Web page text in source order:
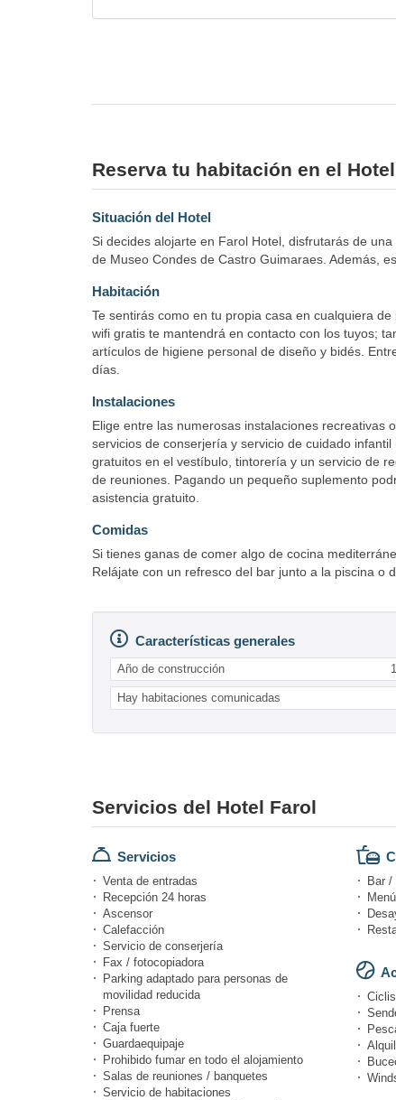
Reserva tu habitación en el
Situación del Hotel
Si decides alojarte en Farol Hotel, disfrutarás de
de Museo Condes de Castro Guimaraes. Además,
Habitación
Te sentirás como en tu propia casa en cualquiera
wifi gratis te mantendrá en contacto con los tuyos;
artículos de higiene personal de diseño y bidés.
días.
Instalaciones
Elige entre las numerosas instalaciones recreativas
servicios de conserjería y servicio de cuidado
gratuitos en el vestíbulo, tintorería y un servicio de
de reuniones. Pagando un pequeño suplemento
asistencia gratuito.
Comidas
Si tienes ganas de comer algo de cocina
Relájate con un refresco del bar junto a la piscina o
Características generales
Año de construcción
Hay habitaciones comunicadas
Servicios del Hotel Farol
Servicios
Venta de entradas
Recepción 24 horas
Ascensor
Calefacción
Servicio de conserjería
Fax / fotocopiadora
Parking adaptado para personas de
movilidad reducida
Prensa
Caja fuerte
Guardaequipaje
Prohibido fumar en todo el alojamiento
Salas de reuniones / banquetes
Servicio de habitaciones
Bar /